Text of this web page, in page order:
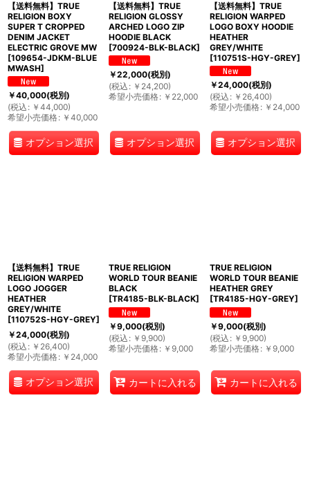
【送料無料】TRUE
RELIGION BOXY
SUPER T CROPPED
DENIM JACKET
ELECTRIC GROVE MW
[109654-JDKM-BLUE
MWASH]
￥40,000(税別)
(税込 : ￥ 44,000)
希望小売価格: ￥ 40,000
オプション選択
【送料無料】TRUE
RELIGION GLOSSY
ARCHED LOGO ZIP
HOODIE BLACK
[700924-BLK-BLACK]
￥22,000(税別)
(税込 : ￥ 24,200)
希望小売価格: ￥ 22,000
オプション選択
【送料無料】TRUE
RELIGION WARPED
LOGO BOXY HOODIE
HEATHER
GREY/WHITE
[110751S-HGY-GREY]
￥24,000(税別)
(税込 : ￥ 26,400)
希望小売価格: ￥ 24,000
オプション選択
【送料無料】TRUE
RELIGION WARPED
LOGO JOGGER
HEATHER
GREY/WHITE
[110752S-HGY-GREY]
￥24,000(税別)
(税込 : ￥ 26,400)
希望小売価格: ￥ 24,000
オプション選択
TRUE RELIGION
WORLD TOUR BEANIE
BLACK
[TR4185-BLK-BLACK]
￥9,000(税別)
(税込 : ￥ 9,900)
希望小売価格: ￥ 9,000
カートに入れる
TRUE RELIGION
WORLD TOUR BEANIE
HEATHER GREY
[TR4185-HGY-GREY]
￥9,000(税別)
(税込 : ￥ 9,900)
希望小売価格: ￥ 9,000
カートに入れる